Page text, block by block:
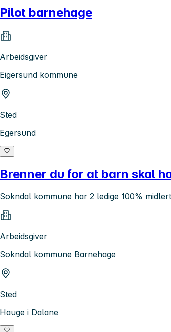
Pilot barnehage
Arbeidsgiver
Eigersund kommune
Sted
Egersund
Brenner du for at barn skal
Sokndal kommune har 2 ledige 100%
Arbeidsgiver
Sokndal kommune Barnehage
Sted
Hauge i Dalane